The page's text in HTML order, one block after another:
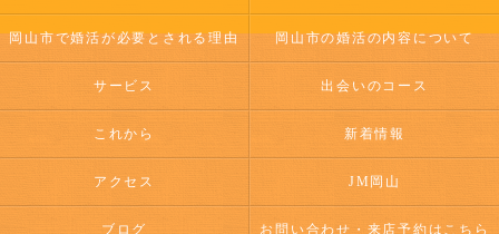
岡山市で婚活が必要とされる理由 岡山市の婚活の内容について
サービス 出会いのコース
これから 新着情報
アクセス JM岡山
ブログ お問い合わせ・来店予約はこちら